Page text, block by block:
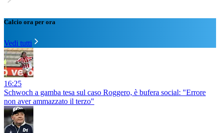
Calcio ora per ora
Vedi tutti
16:25
Schwoch a gamba tesa sul caso Roggero, è bufera social: "Errore
non aver ammazzato il terzo"